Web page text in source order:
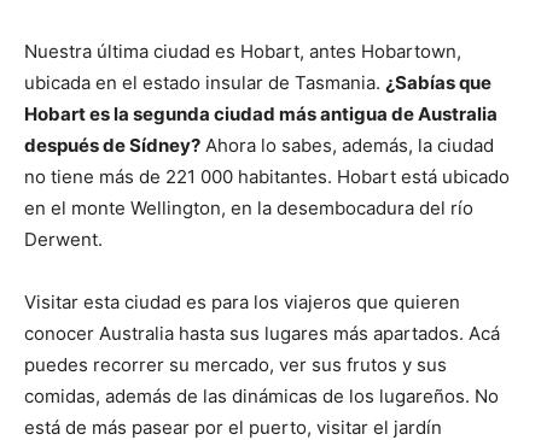
Nuestra última ciudad es Hobart, antes Hobartown,
ubicada en el estado insular de Tasmania. ¿Sabías que
Hobart es la segunda ciudad más antigua de Australia
después de Sídney? Ahora lo sabes, además, la ciudad
no tiene más de 221 000 habitantes. Hobart está ubicado
en el monte Wellington, en la desembocadura del río
Derwent.
Visitar esta ciudad es para los viajeros que quieren
conocer Australia hasta sus lugares más apartados. Acá
puedes recorrer su mercado, ver sus frutos y sus
comidas, además de las dinámicas de los lugareños. No
está de más pasear por el puerto, visitar el jardín